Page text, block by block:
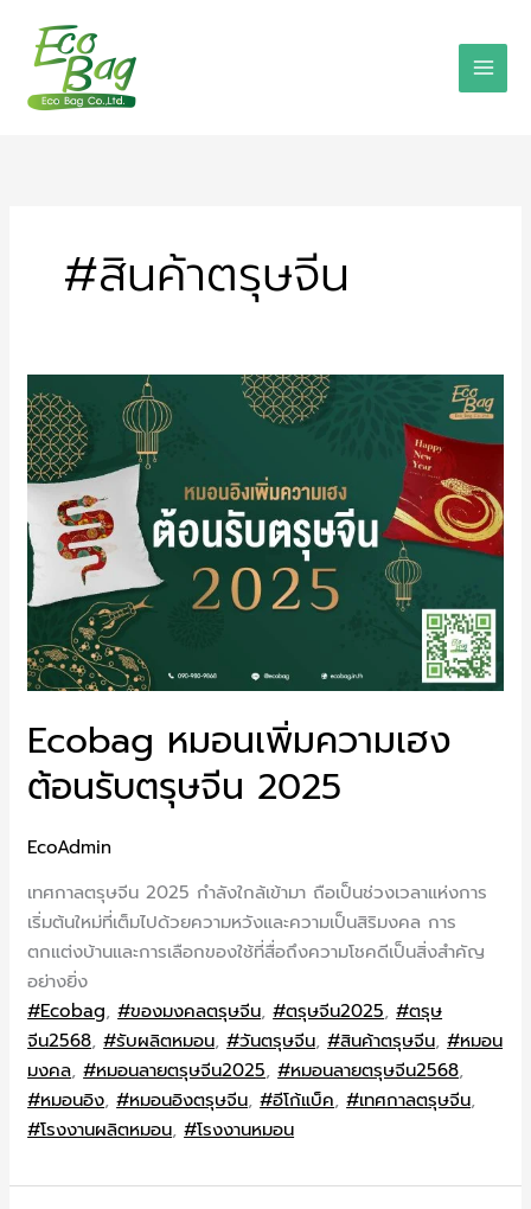
content
#สินค้าตรุษจีน
Ecobag หมอนเพิ่มความเฮง
ต้อนรับตรุษจีน 2025
EcoAdmin
เทศกาลตรุษจีน 2025 กำลังใกล้เข้ามา ถือเป็นช่วงเวลาแห่งการ
เริ่มต้นใหม่ที่เต็มไปด้วยความหวังและความเป็นสิริมงคล การ
ตกแต่งบ้านและการเลือกของใช้ที่สื่อถึงความโชคดีเป็นสิ่งสำคัญ
อย่างยิ่ง
#Ecobag,#ของมงคลตรุษจีน,#ตรุษจีน2025,#ตรุษ
จีน2568,#รับผลิตหมอน,#วันตรุษจีน,#สินค้าตรุษจีน,#หมอน
มงคล,#หมอนลายตรุษจีน2025,#หมอนลายตรุษจีน2568,
#หมอนอิง,#หมอนอิงตรุษจีน,#อีโก้แบ็ค,#เทศกาลตรุษจีน,
#โรงงานผลิตหมอน,#โรงงานหมอน